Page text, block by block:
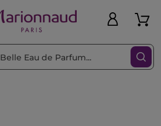
Filtrovať